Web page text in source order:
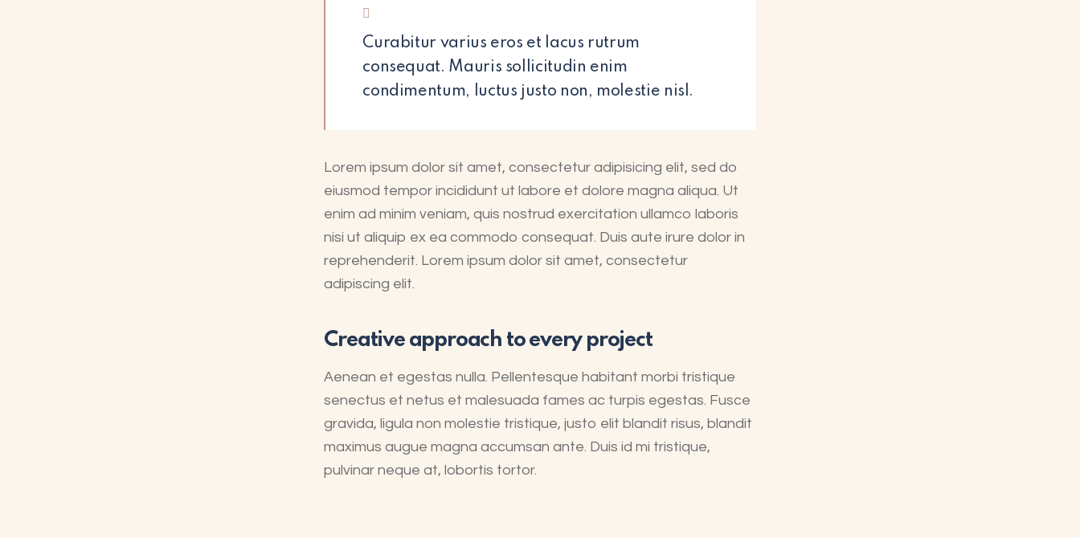
Curabitur varius eros et lacus rutrum
consequat. Mauris sollicitudin enim
condimentum, luctus justo non, molestie nisl.
Lorem ipsum dolor sit amet, consectetur adipisicing elit, sed do
eiusmod tempor incididunt ut labore et dolore magna aliqua. Ut
enim ad minim veniam, quis nostrud exercitation ullamco laboris
nisi ut aliquip ex ea commodo consequat. Duis aute irure dolor in
reprehenderit. Lorem ipsum dolor sit amet, consectetur
adipiscing elit.
Creative approach to every project
Aenean et egestas nulla. Pellentesque habitant morbi tristique
senectus et netus et malesuada fames ac turpis egestas. Fusce
gravida, ligula non molestie tristique, justo elit blandit risus, blandit
maximus augue magna accumsan ante. Duis id mi tristique,
pulvinar neque at, lobortis tortor.